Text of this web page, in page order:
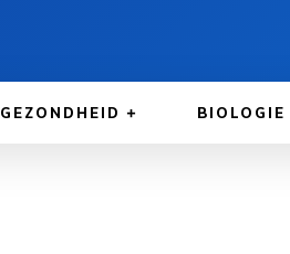
GEZONDHEID BIOLOGIE